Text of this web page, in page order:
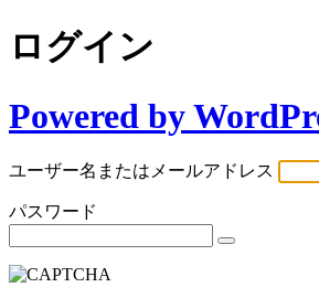
ログイン
Powered by
ユーザー名またはメールアドレス
パスワード